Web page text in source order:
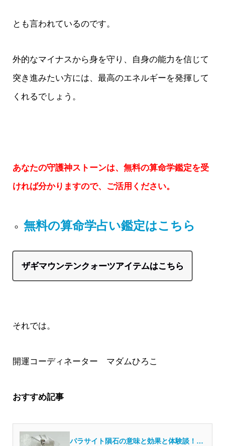
とも言われているのです。
外的なマイナスから身を守り、自身の能力を信じて
突き進みたい方には、最高のエネルギーを発揮して
くれるでしょう。
あなたの守護神ストーンは、無料の算命学鑑定を受
ければ分かりますので、ご活用ください。
無料の算命学占い鑑定はこちら
ザギマウンテンクォーツアイテムはこちら
それでは。
開運コーディネーター マダムひろこ
おすすめ記事
パラサイト隕石の意味と効果と体験談！偽